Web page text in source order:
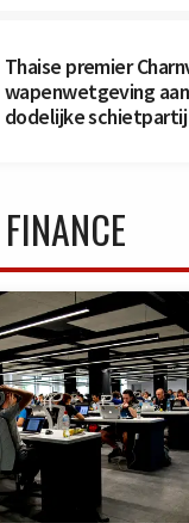
Thaise premier
wapenwetgeving
dodelijke